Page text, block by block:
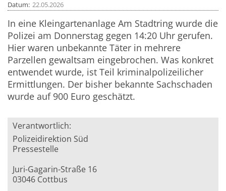
Datum 22.05.2026
In eine Kleingartenanlage Am Stadtring wurde die
Polizei am Donnerstag gegen 14:20 Uhr gerufen.
Hier waren unbekannte Täter in mehrere
Parzellen gewaltsam eingebrochen. Was konkret
entwendet wurde, ist Teil kriminalpolizeilicher
Ermittlungen. Der bisher bekannte Sachschaden
wurde auf 900 Euro geschätzt.
Verantwortlich:
Polizeidirektion Süd
Pressestelle
Juri-Gagarin-Straße 16
03046 Cottbus